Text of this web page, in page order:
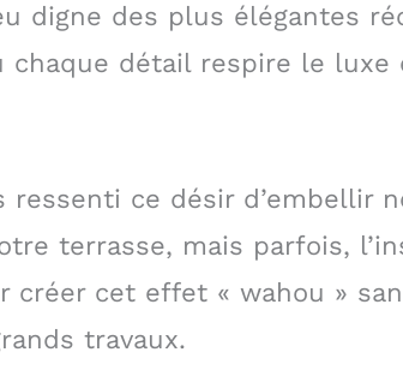
digne des plus élégantes
chaque détail respire le luxe
ressenti ce désir d’embellir
terrasse, mais parfois,
créer cet effet « wahou »
travaux.